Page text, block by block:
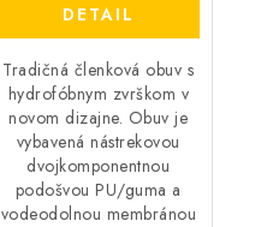
DETAIL
Tradičná členková obuv s
hydrofóbnym zvrškom v
novom dizajne. Obuv je
vybavená nástrekovou
dvojkomponentnou
podošvou PU/guma a
vodeodolnou membránou